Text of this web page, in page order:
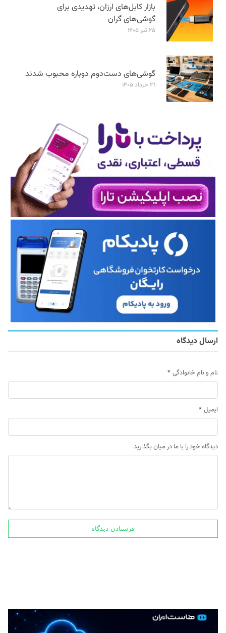
بازار کابل‌های ارزان، تهدیدی برای
گوشی‌های گران
۲۵ تیر ۱۴۰۵
گوشی‌های دست‌دوم دوباره محبوب شدند
۳۱ خرداد ۱۴۰۵
ارسال دیدگاه
نام و نام خانوادگی *
ایمیل *
دیدگاه خود را با ما در میان بگذارید